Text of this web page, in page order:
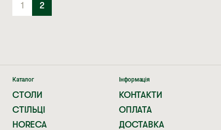
1 2
Каталог
СТОЛИ
СТІЛЬЦІ
HORECA
Інформація
КОНТАКТИ
ОПЛАТА
ДОСТАВКА